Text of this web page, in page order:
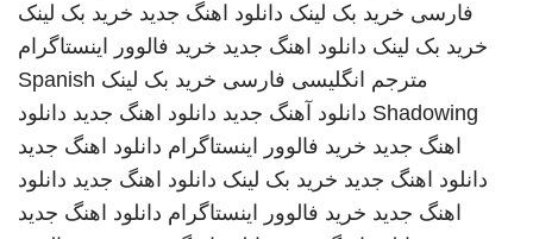
فارسی خرید بک لینک دانلود اهنگ جدید خرید بک لینک
خرید بک لینک دانلود اهنگ جدید خرید فالوور اینستاگرام
مترجم انگلیسی فارسی خرید بک لینک Spanish
Shadowing دانلود آهنگ جدید دانلود اهنگ جدید دانلود
اهنگ جدید خرید فالوور اینستاگرام دانلود اهنگ جدید
دانلود اهنگ جدید خرید بک لینک دانلود اهنگ جدید دانلود
اهنگ جدید خرید فالوور اینستاگرام دانلود اهنگ جدید